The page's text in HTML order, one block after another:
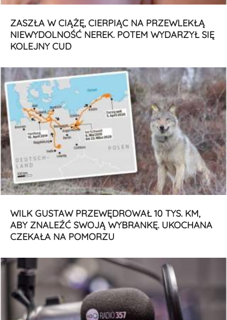
ZASZŁA W CIĄŻĘ, CIERPIĄC NA PRZEWLEKŁĄ
NIEWYDOLNOŚĆ NEREK. POTEM WYDARZYŁ SIĘ
KOLEJNY CUD
WILK GUSTAW PRZEWĘDROWAŁ 10 TYS. KM,
ABY ZNALEŹĆ SWOJĄ WYBRANKĘ. UKOCHANA
CZEKAŁA NA POMORZU